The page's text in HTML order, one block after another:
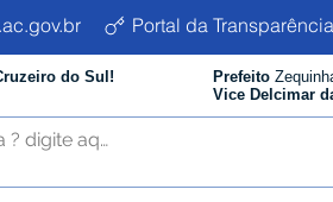
Portal da Transparência
do Sul! Prefeito
Vice Delcimar